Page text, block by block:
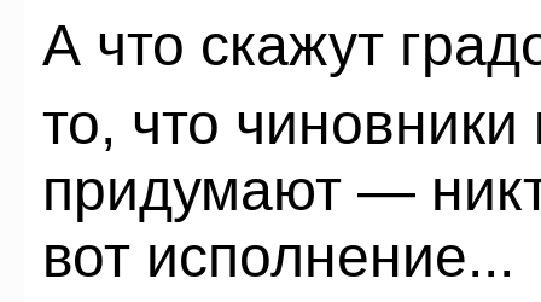
А что скажут
то, что
придумают —
вот исполнение...